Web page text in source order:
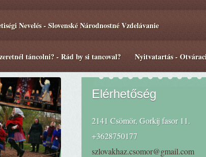
Nevelés - Slovenské Národnostné Vzdelávanie
táncolni? - Rád by si tancoval? Nyitvatartás -
Elérhetőség
2141 Csömör, Gorkij fasor 11.
+3628750177
szlovakhaz.csomor@gmail.com